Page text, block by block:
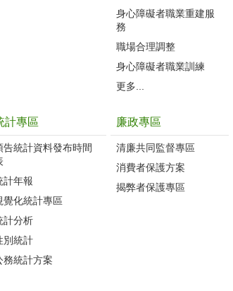
身心障礙者職業重建服
務
職場合理調整
身心障礙者職業訓練
更多...
計專區
告統計資料發布時間
計年報
覺化統計專區
計分析
別統計
務統計方案
廉政專區
清廉共同監督專區
消費者保護方案
揭弊者保護專區